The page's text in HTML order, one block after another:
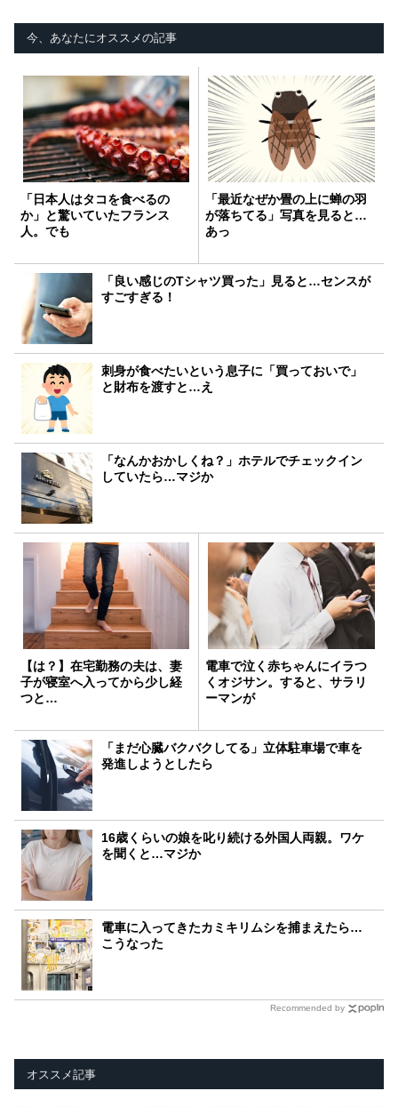
今、あなたにオススメの記事
「日本人はタコを食べるの
か」と驚いていたフランス
人。でも
「最近なぜか畳の上に蝉の羽
が落ちてる」写真を見ると…
あっ
「良い感じのTシャツ買った」見ると…センスが
すごすぎる！
刺身が食べたいという息子に「買っておいで」
と財布を渡すと…え
「なんかおかしくね？」ホテルでチェックイン
していたら…マジか
【は？】在宅勤務の夫は、妻
子が寝室へ入ってから少し経
つと…
電車で泣く赤ちゃんにイラつ
くオジサン。すると、サラリ
ーマンが
「まだ心臓バクバクしてる」立体駐車場で車を
発進しようとしたら
16歳くらいの娘を叱り続ける外国人両親。ワケ
を聞くと…マジか
電車に入ってきたカミキリムシを捕まえたら…
こうなった
Recommended by
オススメ記事